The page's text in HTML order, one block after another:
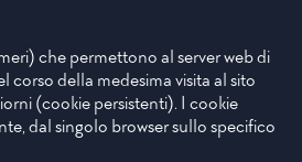
che permettono al server web di
corso della medesima visita al sito
(cookie persistenti). I cookie
dal singolo browser sullo specifico